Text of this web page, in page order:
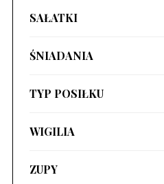
SAŁATKI
ŚNIADANIA
TYP POSIŁKU
WIGILIA
ZUPY